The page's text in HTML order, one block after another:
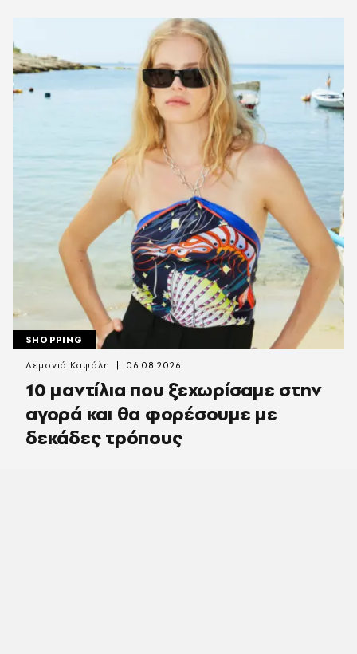
SHOPPING
10 μαντίλια που ξεχωρίσαμε στην
αγορά και θα φορέσουμε με
δεκάδες τρόπους
Λεμονιά Καψάλη 06.08.2026